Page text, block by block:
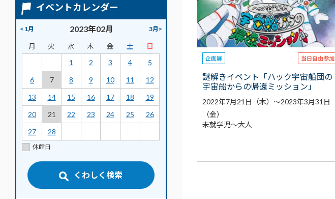
イベントカレンダー
< 1月 2023年02月 3月>
月 火 水 木 金 土
日
1
2 3 4
5
6
7 8 9 10 11
12
13
14 15 16 17 18
19
20
21 22 23 24 25
26
27
28
休館日
くわしく検索
企画展 当日自由参加
謎解きイベント「ハック宇宙船団の
宇宙船からの帰還ミッション」
2022年7月21日（木）～2023年3月31日
（金）
未就学児～大人